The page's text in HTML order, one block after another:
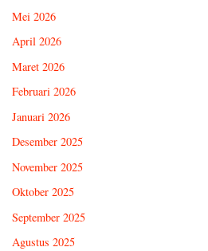
Mei 2026
April 2026
Maret 2026
Februari 2026
Januari 2026
Desember 2025
November 2025
Oktober 2025
September 2025
Agustus 2025